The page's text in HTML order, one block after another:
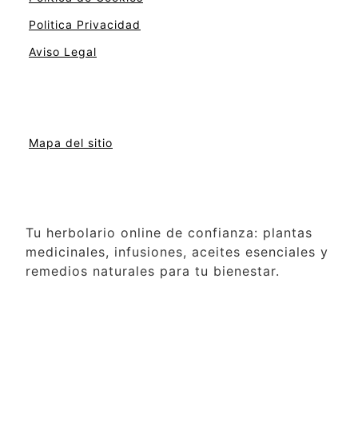
Politica Privacidad
Aviso Legal
Mapa del sitio
Tu herbolario online de confianza: plantas
medicinales, infusiones, aceites esenciales y
remedios naturales para tu bienestar.